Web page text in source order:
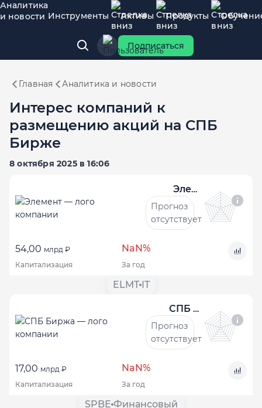
Аналитика
и новости Инструменты Активы Продукты
Подписаться
Главная Аналитика и новости
Интерес компаний к
размещению акций на СПБ
Бирже
8 октября 2025 в 16:06
Элемент
Прогноз
отсутствует
54,00 млрд ₽ NaN%
Капитализация За год
ELMT IT
СПБ Биржа
Прогноз
отсутствует
17,00 млрд ₽ NaN%
Капитализация За год
SPBE Финансовый